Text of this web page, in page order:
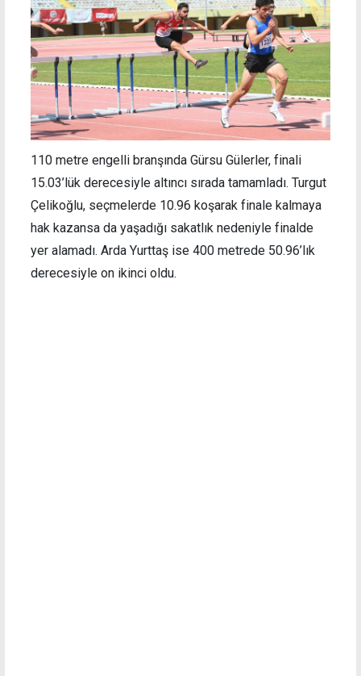
110 metre engelli branşında Gürsu Gülerler, finali
15.03’lük derecesiyle altıncı sırada tamamladı. Turgut
Çelikoğlu, seçmelerde 10.96 koşarak finale kalmaya
hak kazansa da yaşadığı sakatlık nedeniyle finalde
yer alamadı. Arda Yurttaş ise 400 metrede 50.96’lık
derecesiyle on ikinci oldu.